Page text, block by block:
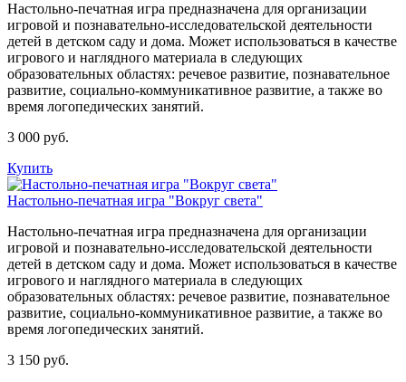
Настольно-печатная игра предназначена для организации
игровой и познавательно-исследовательской деятельности
детей в детском саду и дома. Может использоваться в качестве
игрового и наглядного материала в следующих
образовательных областях: речевое развитие, познавательное
развитие, социально-коммуникативное развитие, а также во
время логопедических занятий.
3 000 руб.
Купить
Настольно-печатная игра "Вокруг света"
Настольно-печатная игра предназначена для организации
игровой и познавательно-исследовательской деятельности
детей в детском саду и дома. Может использоваться в качестве
игрового и наглядного материала в следующих
образовательных областях: речевое развитие, познавательное
развитие, социально-коммуникативное развитие, а также во
время логопедических занятий.
3 150 руб.